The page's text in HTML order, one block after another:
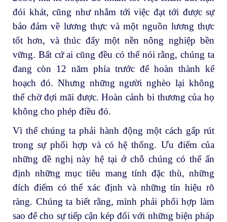
đói khát, cũng như nhắm tới việc đạt tới được sự
bảo đảm về lương thực và một nguồn lương thực
tốt hơn, và thúc đẩy một nền nông nghiệp bền
vững. Bất cứ ai cũng đều có thể nói rằng, chúng ta
đang còn 12 năm phía trước để hoàn thành kế
hoạch đó. Nhưng những người nghèo lại không
thể chờ đợi mãi được. Hoàn cảnh bi thương của họ
không cho phép điều đó.
Vì thế chúng ta phải hành động một cách gấp rút
trong sự phối hợp và có hệ thống. Ưu điểm của
những đề nghị này hệ tại ở chỗ chúng có thể ấn
định những mục tiêu mang tính đặc thù, những
đích điểm có thể xác định và những tín hiệu rõ
ràng. Chúng ta biết rằng, mình phải phối hợp làm
sao để cho sự tiếp cận kép đối với những biện pháp